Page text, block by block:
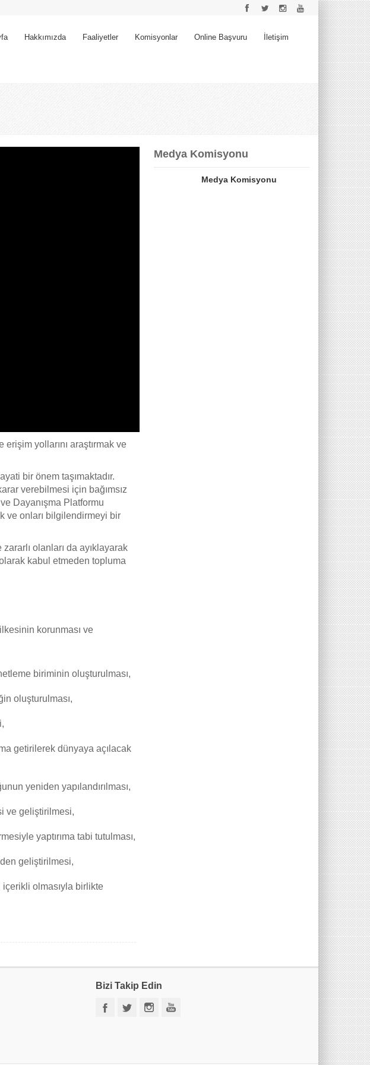
Hakkımızda Faaliyetler Komisyonlar Online Başvuru İletişim
yollarını araştırmak ve
bir önem taşımaktadır.
verebilmesi için bağımsız
Dayanışma Platformu
ve onları bilgilendirmeyi bir
olanları da ayıklayarak
kabul etmeden topluma
korunması ve
biriminin oluşturulması,
oluşturulması,
getirilerek dünyaya açılacak
yeniden yapılandırılması,
ve geliştirilmesi,
yaptırıma tabi tutulması,
geliştirilmesi,
içerikli olmasıyla birlikte
Medya Komisyonu
Medya Komisyonu
Bizi Takip Edin